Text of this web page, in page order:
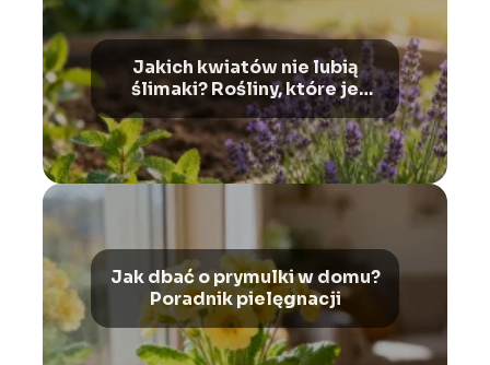
Jakich kwiatów nie lubią
ślimaki? Rośliny, które je
odstraszają
Jak dbać o prymulki w domu?
Poradnik pielęgnacji